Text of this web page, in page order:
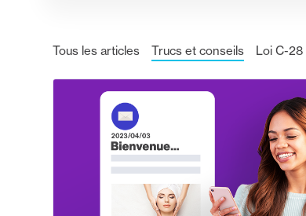
Tous les articles Trucs et conseils Loi C-28